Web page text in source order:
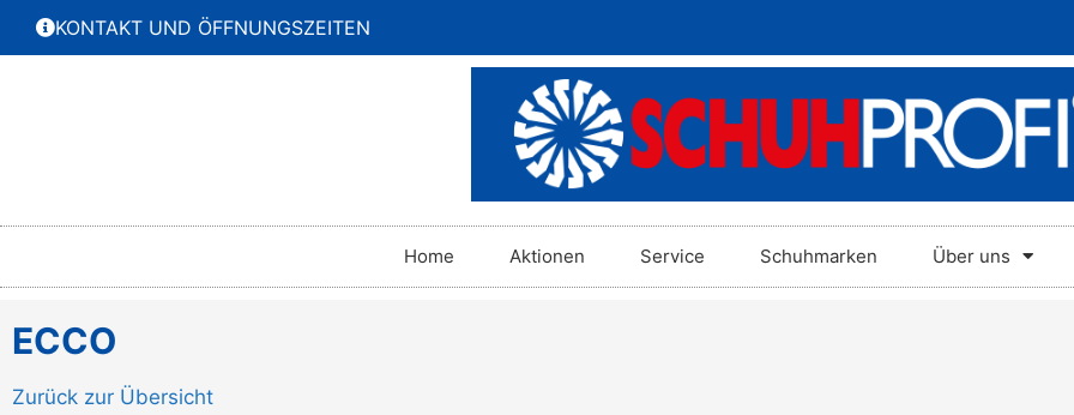
KONTAKT UND ÖFFNUNGSZEITEN
Home Aktionen Service Schuhmarken Über uns
ECCO
Zurück zur Übersicht